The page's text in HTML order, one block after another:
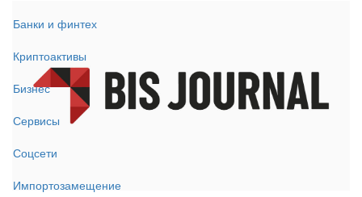
Банки и финтех
Криптоактивы
Бизнес
Сервисы
Соцсети
Импортозамещение